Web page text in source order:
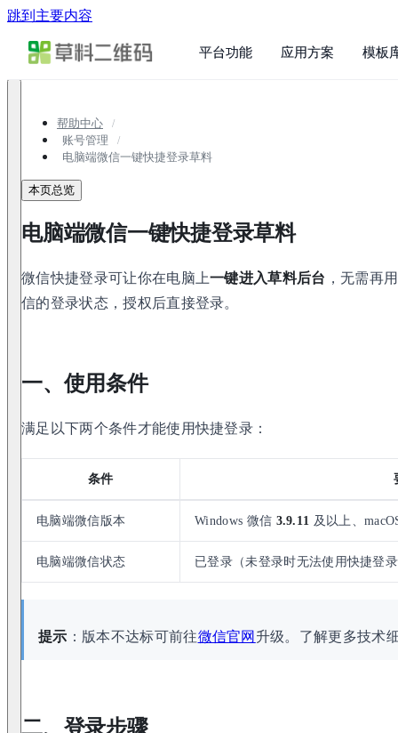
跳到主要内容
平台功能 应用方案 模板
帮助中心
账号管理
电脑端微信一键快捷登录草料
本页总览
电脑端微信一键快捷登录草料
微信快捷登录可让你在电脑上一键进入草料后台 ，无需再
信的登录状态，授权后直接登录。
一、使用条件
满足以下两个条件才能使用快捷登录：
条件
电脑端微信版本 Windows 微信 3.9.11 及以上、
电脑端微信状态 已登录（未登录时无法使用快捷登
提示 ：版本不达标可前往微信官网 升级。了解更多技术
二、登录步骤